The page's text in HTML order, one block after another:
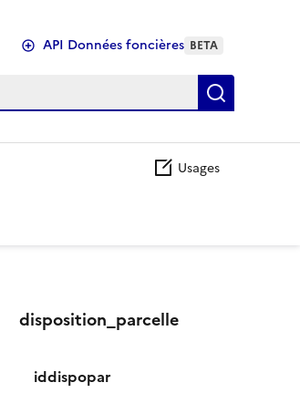
API Données foncières BETA
Usages
disposition_parcelle
iddispopar